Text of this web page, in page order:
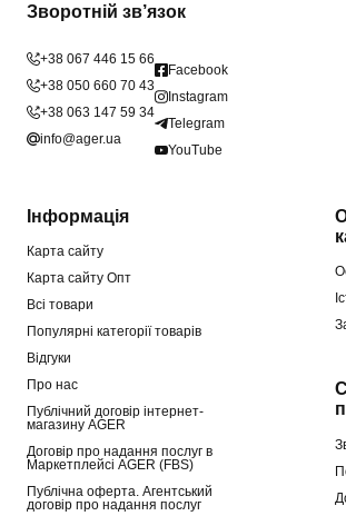
Зворотній зв’язок
+38 067 446 15 66
+38 050 660 70 43
+38 063 147 59 34
info@ager.ua
Facebook
Instagram
Telegram
YouTube
Інформація
Карта сайту
Карта сайту Опт
Всі товари
Популярні категорії товарів
Відгуки
Про нас
Публічний договір інтернет-
магазину AGER
Договір про надання послуг в
Маркетплейсі AGER (FBS)
Публічна оферта. Агентський
договір про надання послуг